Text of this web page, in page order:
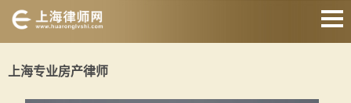
上海专业房产律师